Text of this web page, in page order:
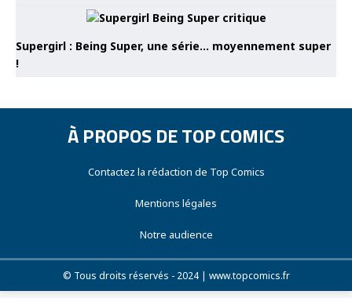
Supergirl : Being Super, une série… moyennement super
!
À PROPOS DE TOP COMICS
Contactez la rédaction de Top Comics
Mentions légales
Notre audience
© Tous droits réservés - 2024 | www.topcomics.fr